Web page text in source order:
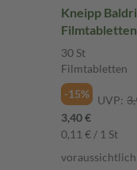
Kneipp
Filmtabletten
30 St
Filmtabletten
-15%
UVP:
3,40 €
0,11 € / 1 St